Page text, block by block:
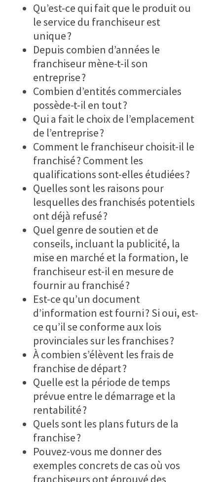
Qu’est-ce qui fait que le produit ou
le service du franchiseur est
unique ?
Depuis combien d’années le
franchiseur mène-t-il son
entreprise ?
Combien d’entités commerciales
possède-t-il en tout ?
Qui a fait le choix de l’emplacement
de l’entreprise ?
Comment le franchiseur choisit-il le
franchisé ? Comment les
qualifications sont-elles étudiées ?
Quelles sont les raisons pour
lesquelles des franchisés potentiels
ont déjà refusé ?
Quel genre de soutien et de
conseils, incluant la publicité, la
mise en marché et la formation, le
franchiseur est-il en mesure de
fournir au franchisé ?
Est-ce qu’un document
d’information est fourni ? Si oui, est-
ce qu’il se conforme aux lois
provinciales sur les franchises ?
À combien s’élèvent les frais de
franchise de départ ?
Quelle est la période de temps
prévue entre le démarrage et la
rentabilité ?
Quels sont les plans futurs de la
franchise ?
Pouvez-vous me donner des
exemples concrets de cas où vos
franchiseurs ont éprouvé des